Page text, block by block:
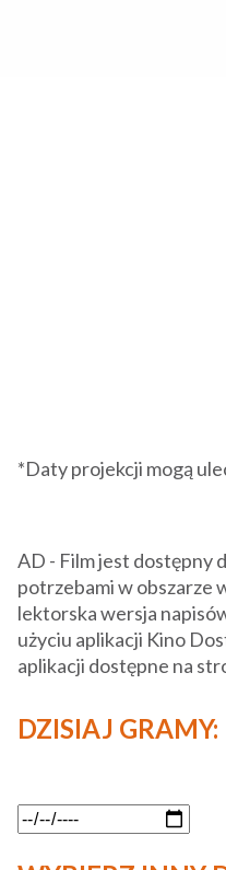
*Daty projekcji mogą
AD - Film jest dostępny
potrzebami w obszarze
lektorska wersja
użyciu aplikacji Kino
aplikacji dostępne na
DZISIAJ GRAMY: